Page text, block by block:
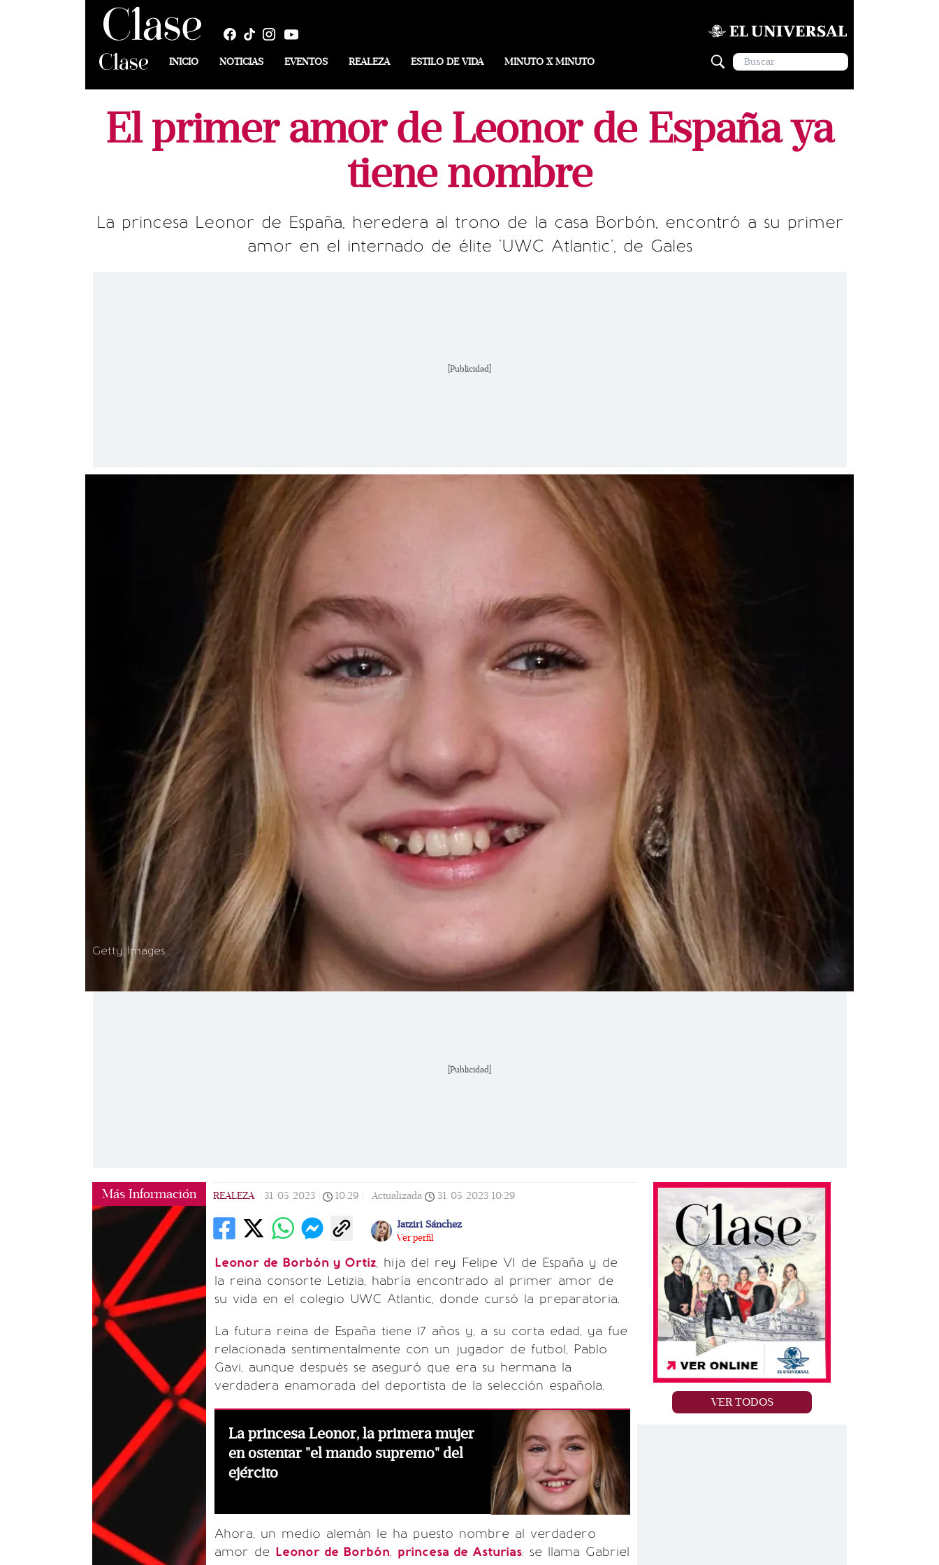
INICIO NOTICIAS EVENTOS REALEZA ESTILO DE VIDA MINUTO X MINUTO
El primer amor de Leonor de España ya
tiene nombre
La princesa Leonor de España, heredera al trono de la casa Borbón, encontró a su primer
amor en el internado de élite 'UWC Atlantic', de Gales
[Publicidad]
Getty Images
[Publicidad]
Más Información REALEZA 31/05/2023 10:29 Actualizada 31/05/2023 10:29
Jatziri Sánchez
Ver perfil
Leonor de Borbón y Ortiz, hija del rey Felipe VI de España y de
la reina consorte Letizia, habría encontrado al primer amor de
su vida en el colegio UWC Atlantic, donde cursó la preparatoria.
La futura reina de España tiene 17 años y, a su corta edad, ya fue
relacionada sentimentalmente con un jugador de futbol, Pablo
Gavi, aunque después se aseguró que era su hermana la
verdadera enamorada del deportista de la selección española.
La princesa Leonor, la primera mujer
en ostentar "el mando supremo" del
ejército
Ahora, un medio alemán le ha puesto nombre al verdadero
amor de Leonor de Borbón, princesa de Asturias: se llama Gabriel
VER TODOS